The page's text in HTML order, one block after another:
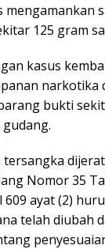
mengamankan
125 gram
kasus
narkotika
bukti
dijerat
Nomor 35
ayat (2)
telah diubah